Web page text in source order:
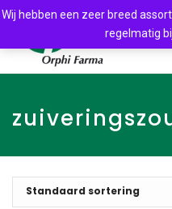
Wij hebben een zeer breed
regelmatig